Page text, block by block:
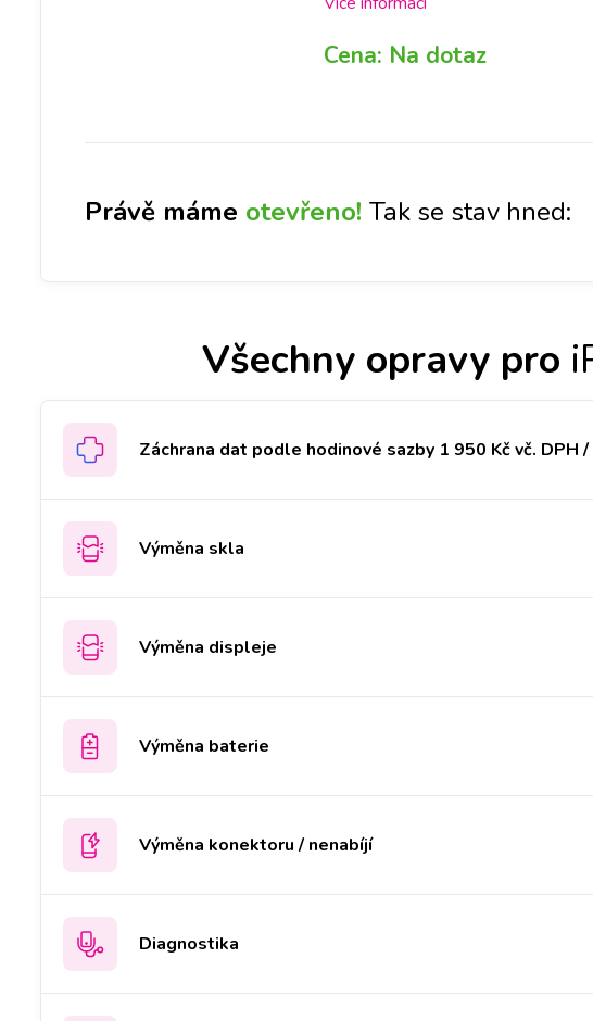
Cena: Na dotaz
Právě máme otevřeno! Tak se stav hned:
Všechny opravy pro
Záchrana dat podle hodinové sazby 1 950 Kč vč. DPH /
Výměna skla
Výměna displeje
Výměna baterie
Výměna konektoru / nenabíjí
Diagnostika